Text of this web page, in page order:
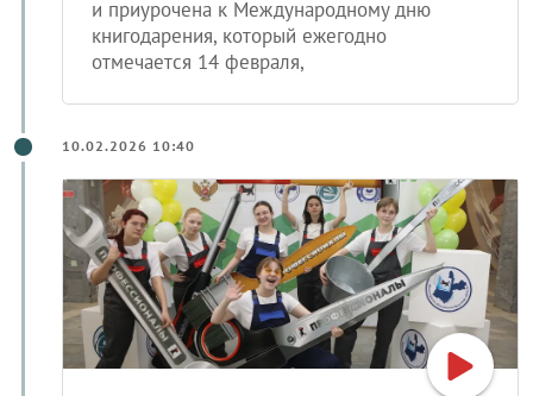
и приурочена к Международному дню
книгодарения, который ежегодно
отмечается 14 февраля,
10.02.2026 10:40